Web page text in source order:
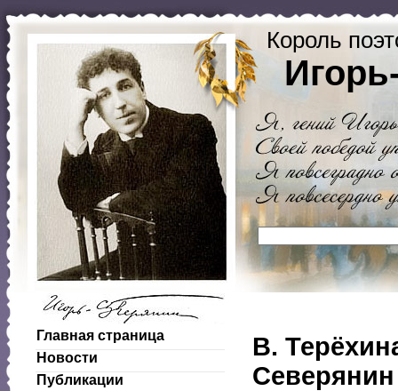
Король
Главная страница
Новости
Публикации
В.